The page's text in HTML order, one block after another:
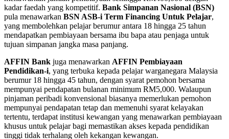
kadar faedah yang kompetitif. Bank Simpanan Nasional (BSN)
pula menawarkan BSN ASB-i Term Financing Untuk Pelajar,
yang membolehkan pelajar berumur antara 18 hingga 25 tahun
mendapatkan pembiayaan bersama ibu bapa atau penjaga untuk
tujuan simpanan jangka masa panjang.
AFFIN Bank juga menawarkan AFFIN Pembiayaan
Pendidikan-i, yang terbuka kepada pelajar warganegara Malaysia
berumur 18 hingga 45 tahun, dengan syarat pemohon bersama
mempunyai pendapatan bulanan minimum RM5,000. Walaupun
pinjaman peribadi konvensional biasanya memerlukan pemohon
mempunyai pendapatan tetap dan memenuhi syarat kelayakan
tertentu, terdapat institusi kewangan yang menawarkan pembiayaan
khusus untuk pelajar bagi memastikan akses kepada pendidikan
tinggi tidak terhalang oleh kekangan kewangan.​